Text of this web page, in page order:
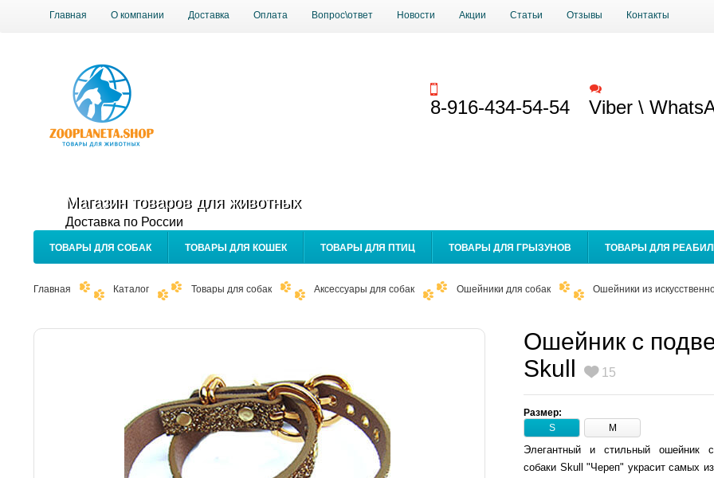
Главная О компании Доставка Оплата Вопрос\ответ Новости Акции Статьи Отзывы Контакты
Магазин товаров для животных
Доставка по России
8-916-434-54-54 Viber \
ТОВАРЫ ДЛЯ СОБАК ТОВАРЫ ДЛЯ КОШЕК ТОВАРЫ ДЛЯ ПТИЦ ТОВАРЫ ДЛЯ ГРЫЗУНОВ ТОВАРЫ ДЛЯ
Главная Каталог Товары для собак Аксессуары для собак Ошейники для собак Ошейники из
Ошейник с
Skull
15
Размер:
S
M
Элегантный и стильный ошейник
собаки Skull "Череп" украсит самых